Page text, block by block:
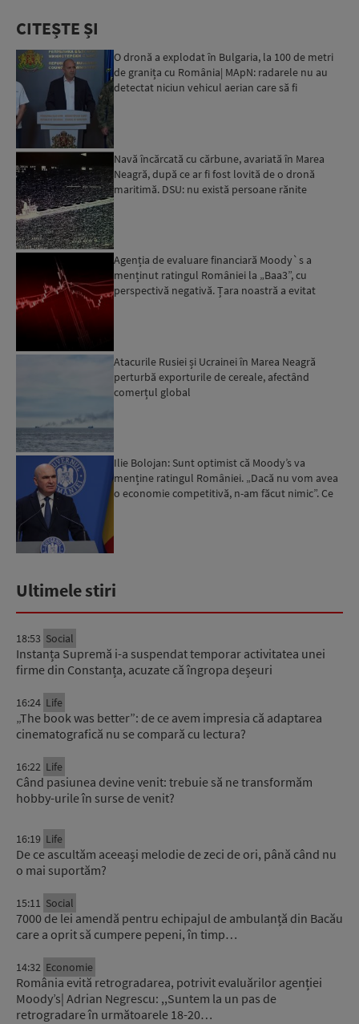
CITEȘTE ȘI
O dronă a explodat în Bulgaria, la 100 de metri
de granița cu România| MApN: radarele nu au
detectat niciun vehicul aerian care să fi
Navă încărcată cu cărbune, avariată în Marea
Neagră, după ce ar fi fost lovită de o dronă
maritimă. DSU: nu există persoane rănite
Agenția de evaluare financiară Moody`s a
menținut ratingul României la „Baa3”, cu
perspectivă negativă. Țara noastră a evitat
Atacurile Rusiei și Ucrainei în Marea Neagră
perturbă exporturile de cereale, afectând
comerțul global
Ilie Bolojan: Sunt optimist că Moody’s va
menține ratingul României. „Dacă nu vom avea
o economie competitivă, n-am făcut nimic”. Ce
Ultimele stiri
18:53 Social
Instanța Supremă i-a suspendat temporar activitatea unei
firme din Constanța, acuzate că îngropa deșeuri
16:24 Life
„The book was better”: de ce avem impresia că adaptarea
cinematografică nu se compară cu lectura?
16:22 Life
Când pasiunea devine venit: trebuie să ne transformăm
hobby-urile în surse de venit?
16:19 Life
De ce ascultăm aceeași melodie de zeci de ori, până când nu
o mai suportăm?
15:11 Social
7000 de lei amendă pentru echipajul de ambulanță din Bacău
care a oprit să cumpere pepeni, în timp…
14:32 Economie
România evită retrogradarea, potrivit evaluărilor agenției
Moody’s| Adrian Negrescu: ,,Suntem la un pas de
retrogradare în următoarele 18-20…